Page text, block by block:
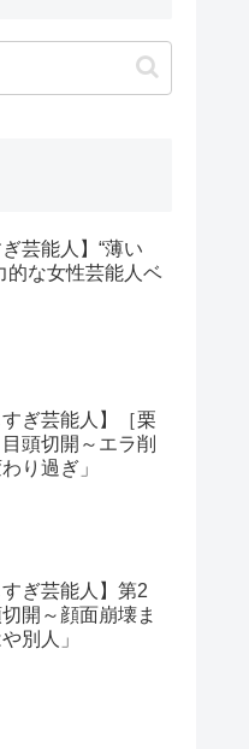
ぎ芸能人】“薄い
的な女性芸能人ベ
すぎ芸能人】［栗
頭切開～エラ削
り過ぎ」
すぎ芸能人】第2
開～顔面崩壊ま
別人」